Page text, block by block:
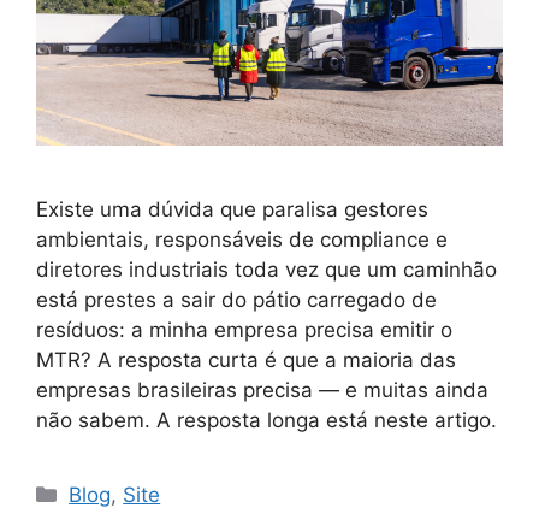
Existe uma dúvida que paralisa gestores
ambientais, responsáveis de compliance e
diretores industriais toda vez que um caminhão
está prestes a sair do pátio carregado de
resíduos: a minha empresa precisa emitir o
MTR? A resposta curta é que a maioria das
empresas brasileiras precisa — e muitas ainda
não sabem. A resposta longa está neste artigo.
Blog, Site